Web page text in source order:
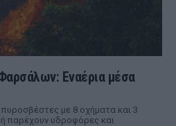
Εναέρια μέσα
πυροσβέστες με 8 οχήματα και 3
παρέχουν υδροφόρες και